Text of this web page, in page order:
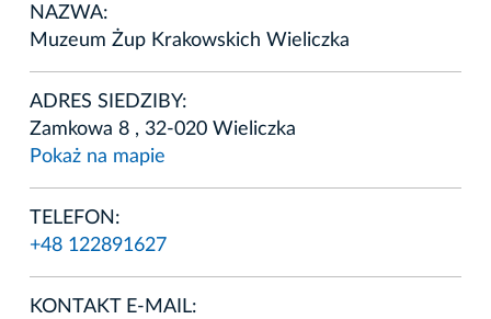
NAZWA:
Muzeum Żup Krakowskich Wieliczka
ADRES SIEDZIBY:
Zamkowa 8 , 32-020 Wieliczka
Pokaż na mapie
TELEFON:
+48 122891627
KONTAKT E-MAIL: